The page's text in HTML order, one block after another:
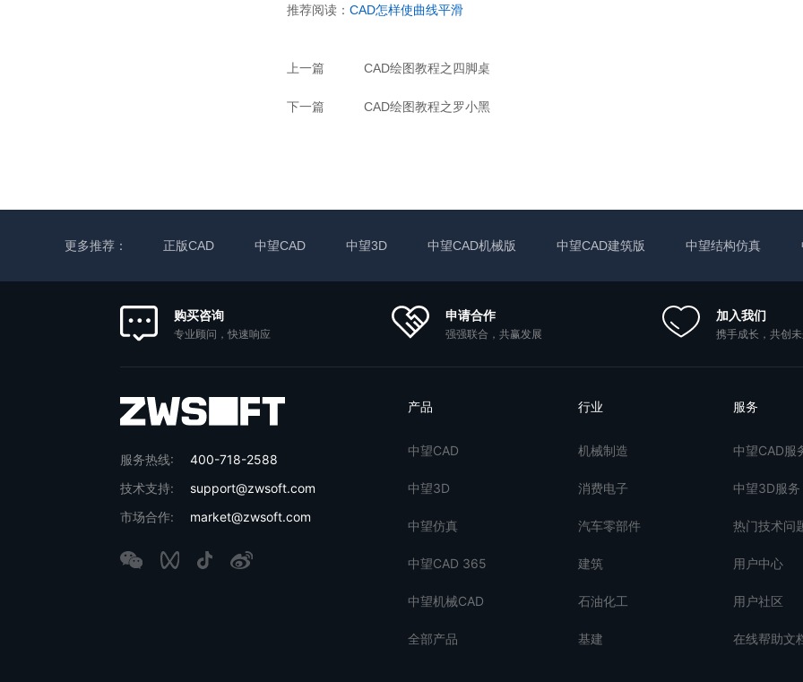
推荐阅读： CAD怎样使曲线平滑
上一篇 CAD绘图教程之四脚桌
下一篇 CAD绘图教程之罗小黑
更多推荐： 正版CAD 中望CAD 中望3D 中望CAD机械版 中望CAD建筑版 中望结构仿真
购买咨询
专业顾问，快速响应
申请合作
强强联合，共赢发展
加入我们
携手成长，共创
服务热线:
400-718-2588
技术支持:
support@zwsoft.com
市场合作:
market@zwsoft.com
产品
中望CAD
中望3D
中望仿真
中望CAD 365
中望机械CAD
全部产品
行业
机械制造
消费电子
汽车零部件
建筑
石油化工
基建
服务
中望CAD服
中望3D服务
热门技术问
用户中心
用户社区
在线帮助文